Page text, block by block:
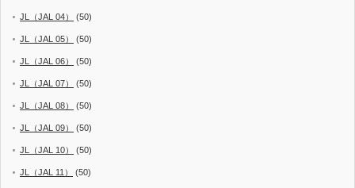
JL（JAL 04） (50)
JL（JAL 05） (50)
JL（JAL 06） (50)
JL（JAL 07） (50)
JL（JAL 08） (50)
JL（JAL 09） (50)
JL（JAL 10） (50)
JL（JAL 11） (50)